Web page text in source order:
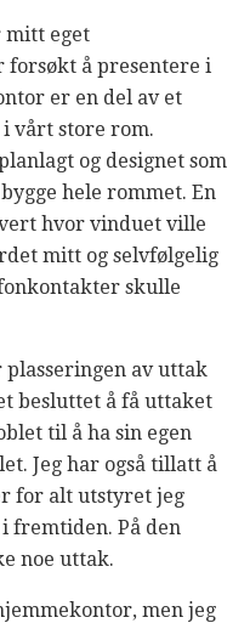
mitt eget
forsøkt å presentere i
er en del av et
i vårt store rom.
og designet som
hele rommet. En
hvor vinduet ville
mitt og selvfølgelig
skulle
av uttak
besluttet å få uttaket
til å ha sin egen
Jeg har også tillatt å
for alt utstyret jeg
fremtiden. På den
noe uttak.
men jeg